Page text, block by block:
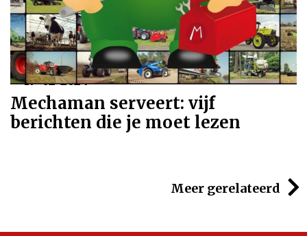
17-02-2024
Mechaman serveert: vijf
berichten die je moet lezen
Meer gerelateerd